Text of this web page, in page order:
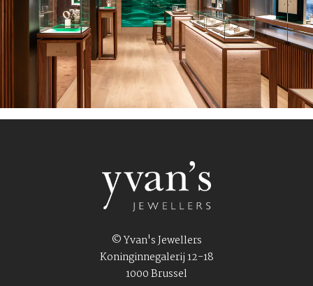
© Yvan's Jewellers
Koninginnegalerij 12-18
1000 Brussel